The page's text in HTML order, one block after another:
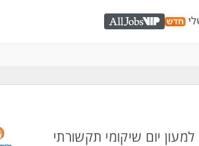
AllJobs VIP
יום שיקומי תקשורתי